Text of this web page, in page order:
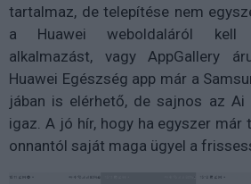
tartalmaz, de telepítése nem
a Huawei weboldaláról kell
alkalmazást, vagy AppGallery
Huawei Egészség app már a
jában is elérhető, de sajnos az
igaz. A jó hír, hogy ha egyszer már
onnantól saját maga ügyel a